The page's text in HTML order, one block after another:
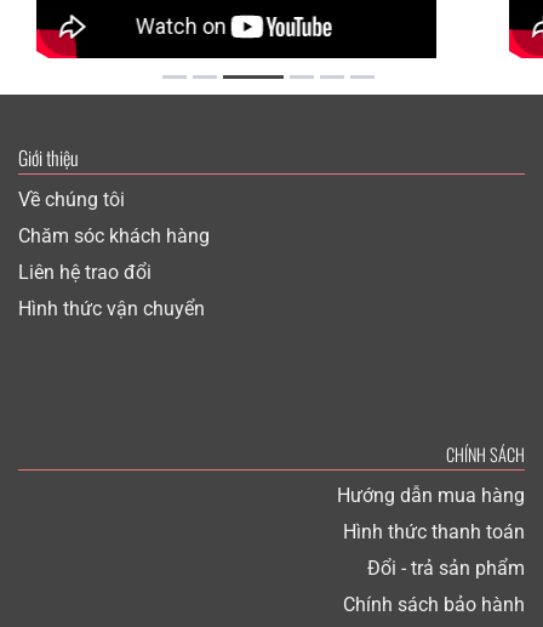
Giới thiệu
Về chúng tôi
Chăm sóc khách hàng
Liên hệ trao đổi
Hình thức vận chuyển
CHÍNH SÁCH
Hướng dẫn mua hàng
Hình thức thanh toán
Đổi - trả sản phẩm
Chính sách bảo hành